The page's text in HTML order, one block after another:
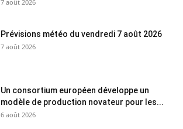
7 août 2026
Prévisions météo du vendredi 7 août 2026
7 août 2026
Un consortium européen développe un
modèle de production novateur pour les...
6 août 2026